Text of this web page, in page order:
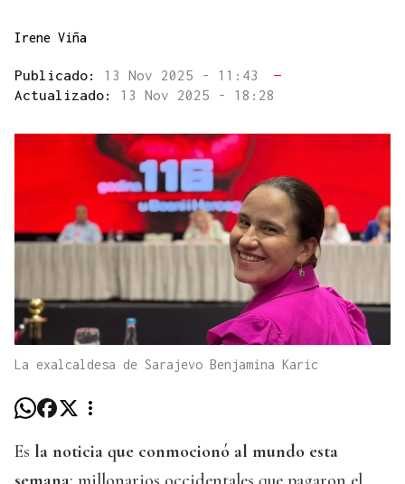
Irene Viña
Publicado: 13 Nov 2025 - 11:43
—
Actualizado: 13 Nov 2025 - 18:28
La exalcaldesa de Sarajevo Benjamina Karic
Es la noticia que conmocionó al mundo esta